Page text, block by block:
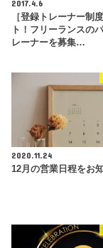
2017.4.6
［登録トレーナー制
ト！フリーランスの
レーナーを募集…
2020.11.24
12月の営業日程をお